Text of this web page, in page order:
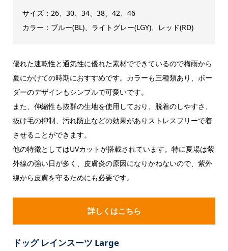
サイズ：26、30、34、38、42、46
カラー：ブルー(BL)、ライトグレー(LGY)、レッド(RD)
優れた速乾性と通気性に優れた素材でできているので梅雨から
夏にかけての時期におすすめです。カラーも三種類あり、ボー
ダーのデザインもシンプルで可愛いです。
また、伸縮性も抜群の生地を使用しており、脱着のしやすさ、
抜け毛の抑制、汚れ防止などの効果がありストレスフリーで着
させることができます。
他の特徴としてはUVカットが搭載されています。特に夏場は紫
外線の強い日が多く、皮膚炎の原因になりかねないので、紫外
線から皮膚を守るためにも必要です。
詳しくはこちら
ドッグ レインスーツ Large